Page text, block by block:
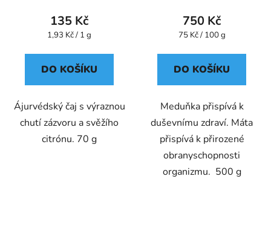
135 Kč
Měrná
1,93 Kč / 1 g
DO KOŠÍKU
Ájurvédský čaj s výraznou
chutí zázvoru a svěžího
citrónu. 70 g
750 Kč
Měrná
75 Kč / 100 g
DO KOŠÍKU
Meduňka přispívá k
duševnímu zdraví. Máta
přispívá k přirozené
obranyschopnosti
organizmu. 500 g